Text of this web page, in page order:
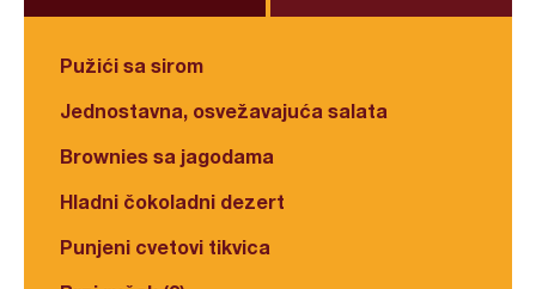
Pužići sa sirom
Jednostavna, osvežavajuća salata
Brownies sa jagodama
Hladni čokoladni dezert
Punjeni cvetovi tikvica